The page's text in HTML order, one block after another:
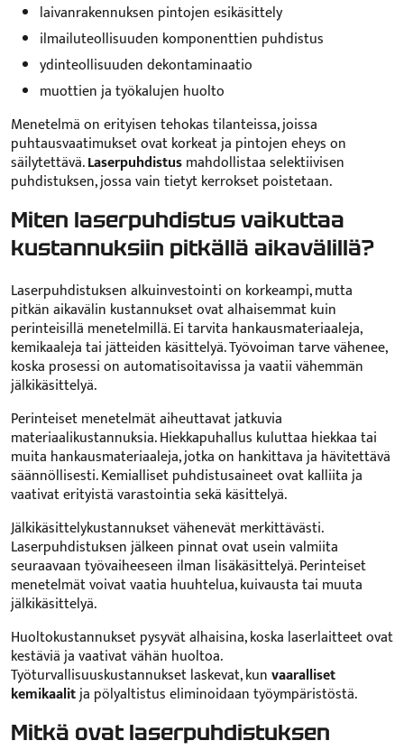
laivanrakennuksen pintojen esikäsittely
ilmailuteollisuuden komponenttien puhdistus
ydinteollisuuden dekontaminaatio
muottien ja työkalujen huolto
Menetelmä on erityisen tehokas tilanteissa, joissa
puhtausvaatimukset ovat korkeat ja pintojen eheys on
säilytettävä.Laserpuhdistusmahdollistaa selektiivisen
puhdistuksen, jossa vain tietyt kerrokset poistetaan.
Miten laserpuhdistus vaikuttaa
kustannuksiin pitkällä aikavälillä?
Laserpuhdistuksen alkuinvestointi on korkeampi, mutta
pitkän aikavälin kustannukset ovat alhaisemmat kuin
perinteisillä menetelmillä. Ei tarvita hankausmateriaaleja,
kemikaaleja tai jätteiden käsittelyä. Työvoiman tarve vähenee,
koska prosessi on automatisoitavissa ja vaatii vähemmän
jälkikäsittelyä.
Perinteiset menetelmät aiheuttavat jatkuvia
materiaalikustannuksia. Hiekkapuhallus kuluttaa hiekkaa tai
muita hankausmateriaaleja, jotka on hankittava ja hävitettävä
säännöllisesti. Kemialliset puhdistusaineet ovat kalliita ja
vaativat erityistä varastointia sekä käsittelyä.
Jälkikäsittelykustannukset vähenevät merkittävästi.
Laserpuhdistuksen jälkeen pinnat ovat usein valmiita
seuraavaan työvaiheeseen ilman lisäkäsittelyä. Perinteiset
menetelmät voivat vaatia huuhtelua, kuivausta tai muuta
jälkikäsittelyä.
Huoltokustannukset pysyvät alhaisina, koska laserlaitteet ovat
kestäviä ja vaativat vähän huoltoa.
Työturvallisuuskustannukset laskevat, kunvaaralliset
kemikaalitja pölyaltistus eliminoidaan työympäristöstä.
Mitkä ovat laserpuhdistuksen